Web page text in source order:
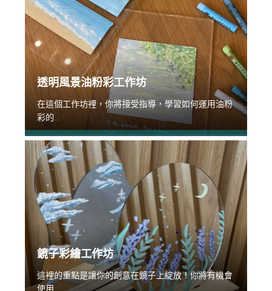
透明風景油粉彩工作坊
在這個工作坊裡，你將接受指導，學習如何運用油粉
彩的...
鏡子彩繪工作坊
這裡的重點是讓你的創意在鏡子上綻放！你將有機會
使用...